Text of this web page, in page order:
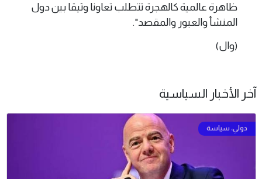
ظاهرة عالمية كالهجرة تتطلب تعاونا وثيقا بين دول
المنشأ والعبور والمقصد".
(وال)
آخر الأخبار السياسية